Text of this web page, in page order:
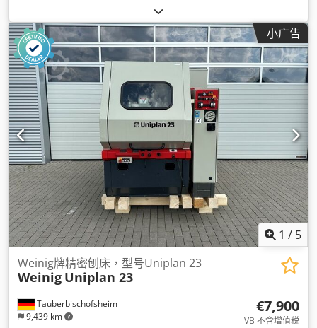
小广告
1 / 5
Tauberbischofsheim
9,439 km
Weinig牌精密刨床，型号Uniplan 23
Weinig Uniplan 23
€7,900
VB 不含增值税